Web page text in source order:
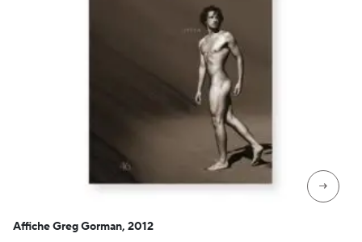
→
Affiche Greg Gorman, 2012